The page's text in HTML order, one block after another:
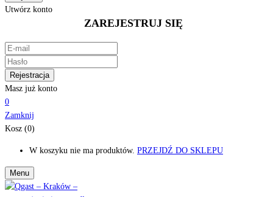
Utwórz konto
ZAREJESTRUJ SIĘ
Masz już konto
0
Zamknij
Kosz (0)
W koszyku nie ma produktów. PRZEJDŹ DO SKLEPU
Menu